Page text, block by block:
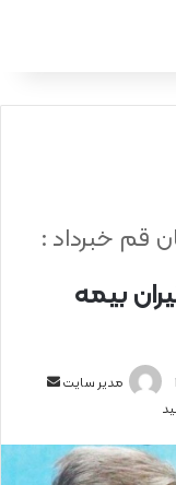
بیمه
قم خبرداد :
مدیر سایت